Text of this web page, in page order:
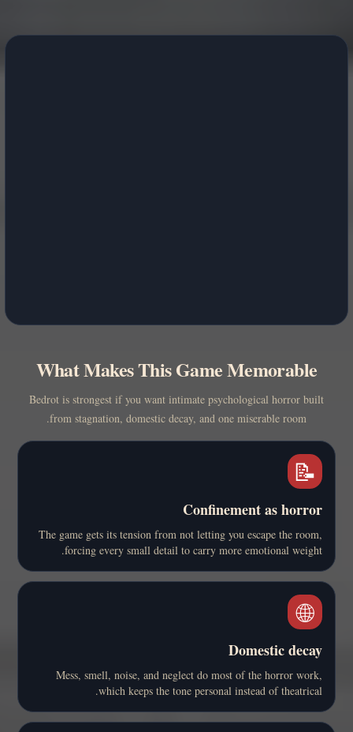
What Makes This Game Memorable
Bedrot is strongest if you want intimate psychological horror built
from stagnation, domestic decay, and one miserable room.
📝
Confinement as horror
The game gets its tension from not letting you escape the room,
forcing every small detail to carry more emotional weight.
🌐
Domestic decay
Mess, smell, noise, and neglect do most of the horror work,
which keeps the tone personal instead of theatrical.